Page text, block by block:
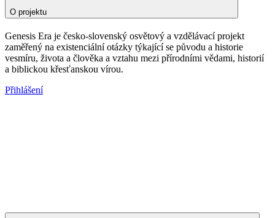
O projektu
Genesis Era je česko-slovenský osvětový a vzdělávací projekt
zaměřený na existenciální otázky týkající se původu a historie
vesmíru, života a člověka a vztahu mezi přírodními vědami, historií
a biblickou křesťanskou vírou.
Přihlášení